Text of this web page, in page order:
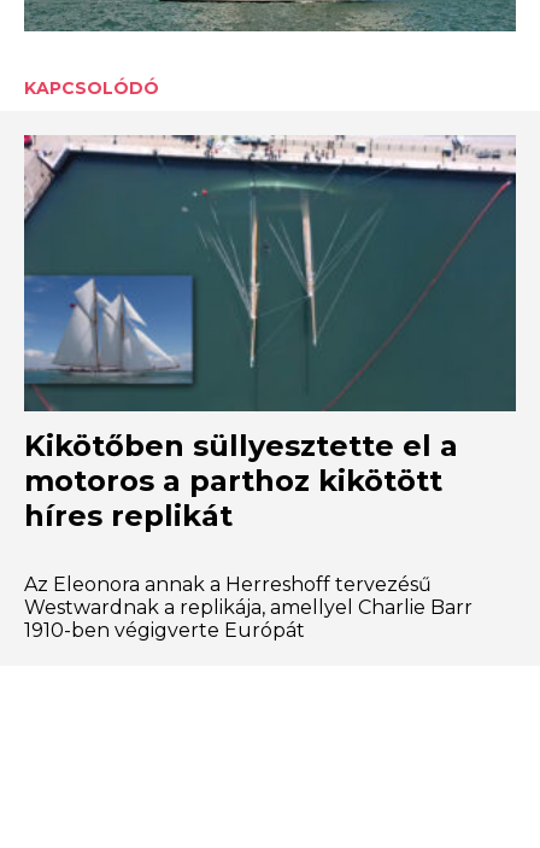
KAPCSOLÓDÓ
Kikötőben süllyesztette el a
motoros a parthoz kikötött
híres replikát
Az Eleonora annak a Herreshoff tervezésű
Westwardnak a replikája, amellyel Charlie Barr
1910-ben végigverte Európát